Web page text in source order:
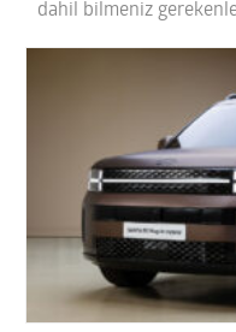
dahil bilmeniz